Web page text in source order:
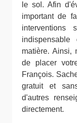
le sol. Afin
important de
matière. Ainsi,
de placer
François.
gratuit et
d'autres
directement.